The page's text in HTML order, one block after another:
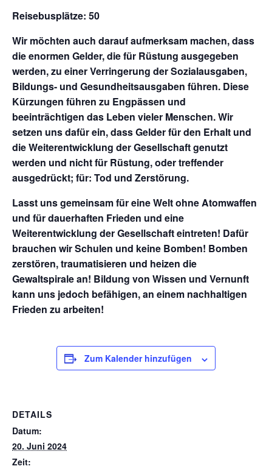
Reisebusplätze: 50
Wir möchten auch darauf aufmerksam machen, dass
die enormen Gelder, die für Rüstung ausgegeben
werden, zu einer Verringerung der Sozialausgaben,
Bildungs- und Gesundheitsausgaben führen. Diese
Kürzungen führen zu Engpässen und
beeinträchtigen das Leben vieler Menschen. Wir
setzen uns dafür ein, dass Gelder für den Erhalt und
die Weiterentwicklung der Gesellschaft genutzt
werden und nicht für Rüstung, oder treffender
ausgedrückt; für: Tod und Zerstörung.
Lasst uns gemeinsam für eine Welt ohne Atomwaffen
und für dauerhaften Frieden und eine
Weiterentwicklung der Gesellschaft eintreten! Dafür
brauchen wir Schulen und keine Bomben! Bomben
zerstören, traumatisieren und heizen die
Gewaltspirale an! Bildung von Wissen und Vernunft
kann uns jedoch befähigen, an einem nachhaltigen
Frieden zu arbeiten!
Zum Kalender hinzufügen
DETAILS
Datum:
20. Juni 2024
Zeit: